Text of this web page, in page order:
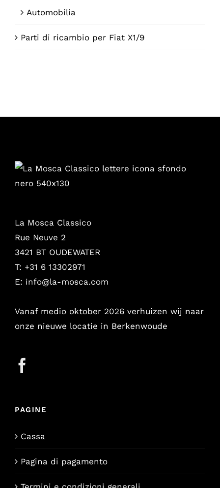
Automobilia
Parti di ricambio per Fiat X1/9
La Mosca Classico
Rue Neuve 2
3421 BT OUDEWATER
T: +31 6 13302971
E: info@la-mosca.com
Vanaf medio oktober 2026 verhuizen wij naar
onze nieuwe locatie in Berkenwoude
PAGINE
Cassa
Pagina di pagamento